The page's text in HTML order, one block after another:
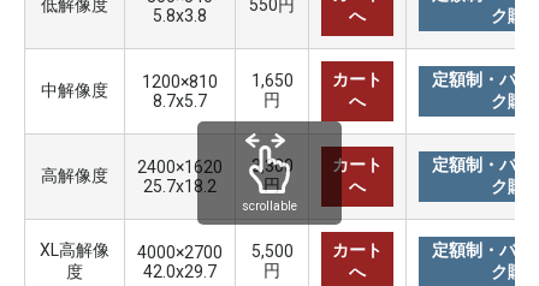
低解像度
5.8x3.8
550円
へ
ク購
中解像度
1200×810
8.7x5.7
1,650
円
カート
へ
定額制・バリ
ク購
高解像度
2400×1620
25.7x18.2
3,300
円
カート
へ
定額制・バリ
ク購
XL高解像
度
4000×2700
42.0x29.7
5,500
円
カート
へ
定額制・バリ
ク購
scrollable